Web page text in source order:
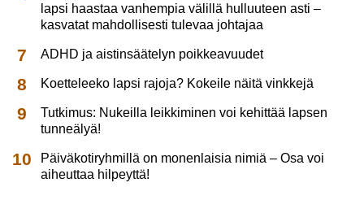
lapsi haastaa vanhempia välillä hulluuteen asti –
kasvatat mahdollisesti tulevaa johtajaa
ADHD ja aistinsäätelyn poikkeavuudet
Koetteleeko lapsi rajoja? Kokeile näitä vinkkejä
Tutkimus: Nukeilla leikkiminen voi kehittää lapsen
tunneälyä!
Päiväkotiryhmillä on monenlaisia nimiä – Osa voi
aiheuttaa hilpeyttä!